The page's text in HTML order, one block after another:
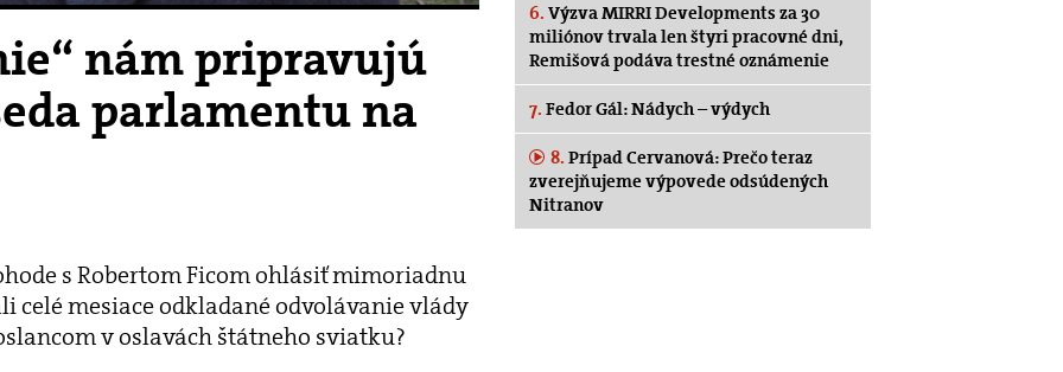
nám pripravujú
parlamentu na
s Robertom Ficom ohlásiť mimoriadnu
celé mesiace odkladané odvolávanie vlády
v oslavách štátneho sviatku?
6. Výzva MIRRI Developments za 30
miliónov trvala len štyri pracovné dni,
Remišová podáva trestné oznámenie
7. Fedor Gál: Nádych – výdych
8. Prípad Cervanová: Prečo teraz
zverejňujeme výpovede odsúdených
Nitranov